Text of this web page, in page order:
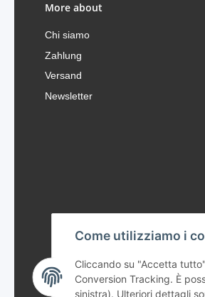
Come utilizziamo i
Cliccando su "Accetta
Conversion Tracking. È
sinistra). Ulteriori dettagli
More about
Chi siamo
Zahlung
Versand
Newsletter